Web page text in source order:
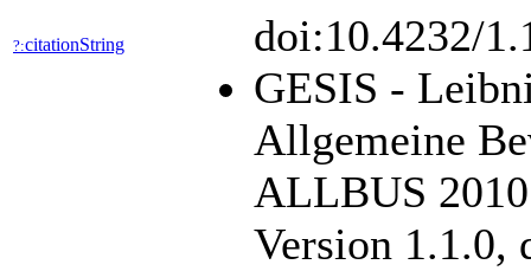
?:citationString
doi:10.4232/
GESIS -
Allgemeine
ALLBUS
Version 1.1.0,